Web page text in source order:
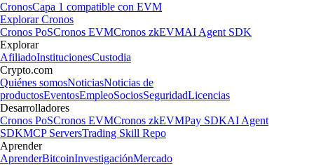
CronosCapa 1 compatible con EVM
Explorar Cronos
Cronos PoSCronos EVMCronos zkEVMAI Agent SDK
Explorar
AfiliadoInstitucionesCustodia
Crypto.com
Quiénes somosNoticiasNoticias de
productosEventosEmpleoSociosSeguridadLicencias
Desarrolladores
Cronos PoSCronos EVMCronos zkEVMPay SDKAI Agent
SDKMCP ServersTrading Skill Repo
Aprender
AprenderBitcoinInvestigaciónMercado